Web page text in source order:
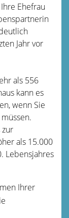
Ehefrau
Jahr vor
als 556
kann es
wenn Sie
zur
als 15.000
Lebensjahres
Ihrer